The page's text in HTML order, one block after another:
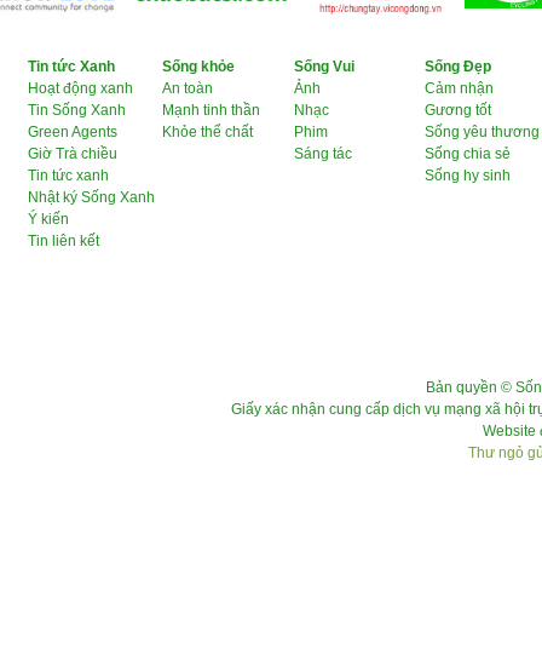
Tin tức Xanh
Hoạt động xanh
Tin Sống Xanh
Green Agents
Giờ Trà chiều
Tin tức xanh
Nhật ký Sống Xanh
Ý kiến
Tin liên kết
Sống khỏe
An toàn
Mạnh tinh thần
Khỏe thể chất
Sống Vui
Ảnh
Nhạc
Phim
Sáng tác
Sống Đẹp
Cảm nhận
Gương tốt
Sống yêu thương
Sống chia sẻ
Sống hy sinh
Bản quyền ©
Giấy xác nhận cung cấp dịch vụ mạng xã hội
Website
Thư ngỏ